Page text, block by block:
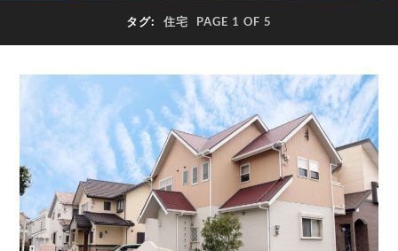
タグ: 住宅 PAGE 1 OF 5